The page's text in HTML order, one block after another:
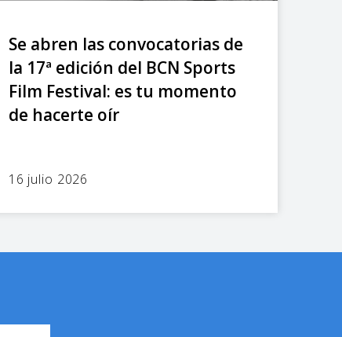
Se abren las convocatorias de
la 17ª edición del BCN Sports
Film Festival: es tu momento
de hacerte oír
16 julio 2026